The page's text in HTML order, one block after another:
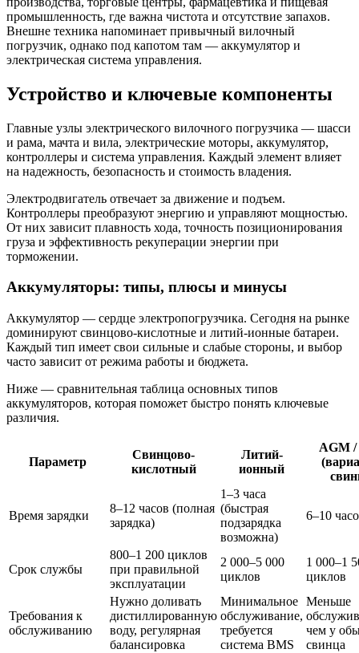
промышленность, где важна чистота и отсутствие запахов.
Внешне техника напоминает привычный вилочный
погрузчик, однако под капотом там — аккумулятор и
электрическая система управления.
Устройство и ключевые компоненты
Главные узлы электрического вилочного погрузчика — шасси
и рама, мачта и вила, электрические моторы, аккумулятор,
контроллеры и система управления. Каждый элемент влияет
на надежность, безопасность и стоимость владения.
Электродвигатель отвечает за движение и подъем.
Контроллеры преобразуют энергию и управляют мощностью.
От них зависит плавность хода, точность позиционирования
груза и эффективность рекуперации энергии при
торможении.
Аккумуляторы: типы, плюсы и минусы
Аккумулятор — сердце электропогрузчика. Сегодня на рынке
доминируют свинцово-кислотные и литий-ионные батареи.
Каждый тип имеет свои сильные и слабые стороны, и выбор
часто зависит от режима работы и бюджета.
Ниже — сравнительная таблица основных типов
аккумуляторов, которая поможет быстро понять ключевые
различия.
Параметр
Свинцово-
кислотный
Литий-
ионный
AGM
Время зарядки
8–12 часов (полная
зарядка)
1–3 часа
(быстрая
подзарядка
возможна)
6–10
Срок службы
800–1 200 циклов
при правильной
эксплуатации
2 000–5 000
циклов
1 000–1
циклов
Требования к
обслуживанию
Нужно доливать
дистиллированную
воду, регулярная
балансировка
Минимальное
обслуживание,
требуется
система BMS
Меньше
чем у
свинца